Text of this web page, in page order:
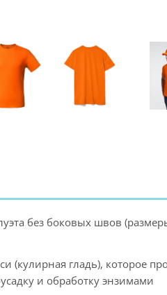
без боковых швов
(кулирная гладь), которое
и обработку энзимами